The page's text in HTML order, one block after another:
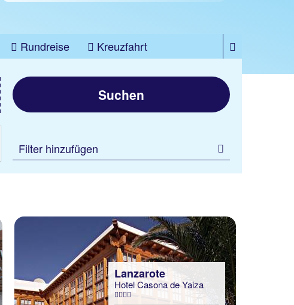
Rundreise
Kreuzfahrt
Suchen
Filter hinzufügen
Lanzarote
Hotel Casona de Yaiza